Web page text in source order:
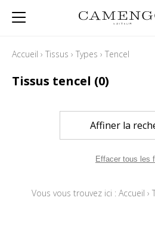
Accueil › Tissus › Types › Tencel
Tissus tencel (0)
Affiner la
Effacer tous les
Vous vous trouvez ici : Accueil ›